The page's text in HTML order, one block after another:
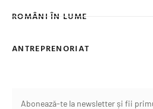
ROMÂNI ÎN LUME
ANTREPRENORIAT
Abonează-te la newsletter și fii